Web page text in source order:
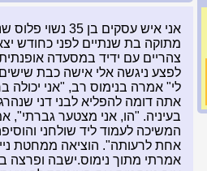
אני איש עסקים
מתוקה בת שנתיים לפני כחודש
צהריים עם ידיד במסעדה
לפצע ניגשה אלי אישה כבת
לי" אמרה בנימוס רב, "אני
אתה דומה להפליא לבני דני
בעיניה. "הו, אני מצטער גברתי",
המשיכה לעמוד ליד שולחני
אחת לרעותה". הוציאה ממחטת
אמרתי מתוך נימוס.ישבה ופרצה